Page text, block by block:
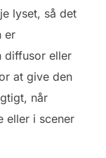
lyset, så det
er
diffusor eller
at give den
når
eller i scener